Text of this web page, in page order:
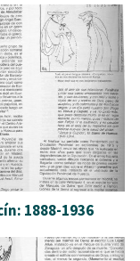
1888-1936